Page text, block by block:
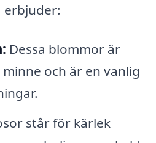
Dessa blommor är
och är en vanlig
står för kärlek